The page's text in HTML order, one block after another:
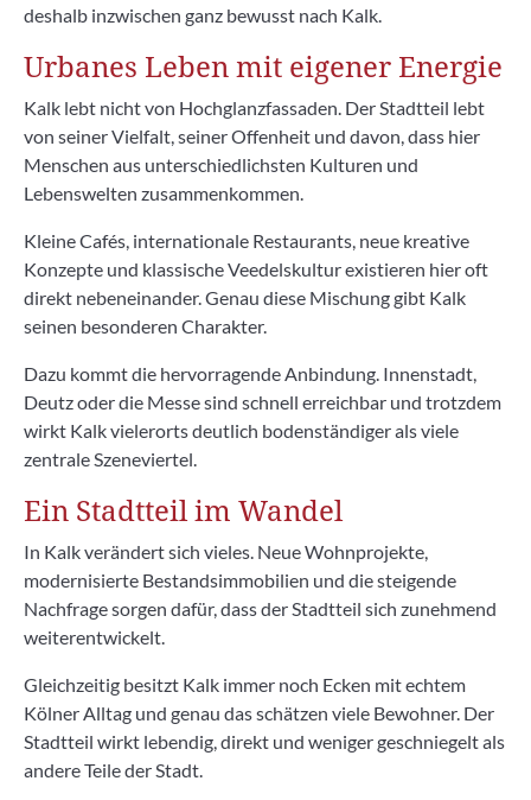
deshalb inzwischen ganz bewusst nach Kalk.
Urbanes Leben mit eigener Energie
Kalk lebt nicht von Hochglanzfassaden. Der Stadtteil lebt
von seiner Vielfalt, seiner Offenheit und davon, dass hier
Menschen aus unterschiedlichsten Kulturen und
Lebenswelten zusammenkommen.
Kleine Cafés, internationale Restaurants, neue kreative
Konzepte und klassische Veedelskultur existieren hier oft
direkt nebeneinander. Genau diese Mischung gibt Kalk
seinen besonderen Charakter.
Dazu kommt die hervorragende Anbindung. Innenstadt,
Deutz oder die Messe sind schnell erreichbar und trotzdem
wirkt Kalk vielerorts deutlich bodenständiger als viele
zentrale Szeneviertel.
Ein Stadtteil im Wandel
In Kalk verändert sich vieles. Neue Wohnprojekte,
modernisierte Bestandsimmobilien und die steigende
Nachfrage sorgen dafür, dass der Stadtteil sich zunehmend
weiterentwickelt.
Gleichzeitig besitzt Kalk immer noch Ecken mit echtem
Kölner Alltag und genau das schätzen viele Bewohner. Der
Stadtteil wirkt lebendig, direkt und weniger geschniegelt als
andere Teile der Stadt.